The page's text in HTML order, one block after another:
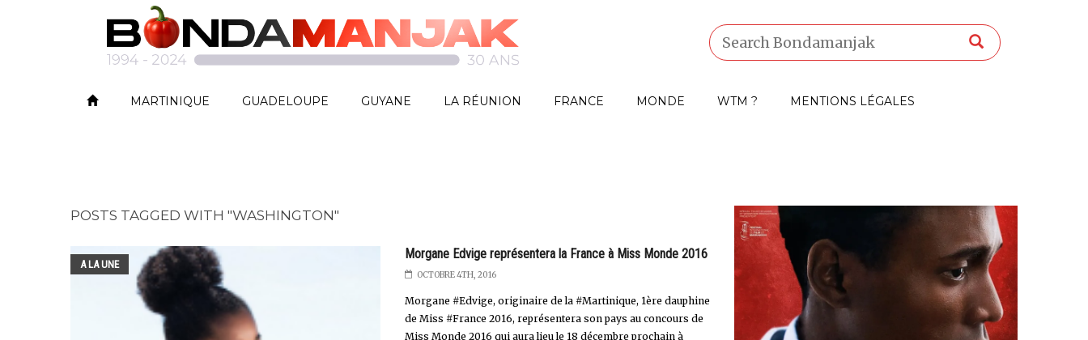
MARTINIQUE GUADELOUPE GUYANE LA RÉUNION FRANCE MONDE WTM ? MENTIONS LÉGALES
POSTS TAGGED WITH "WASHINGTON"
A LA UNE
Morgane Edvige représentera la France à Miss Monde 2016
OCTOBRE 4TH, 2016
Morgane #Edvige, originaire de la #Martinique, 1ère dauphine
de Miss #France 2016, représentera son pays au concours de
Miss Monde 2016 qui aura lieu le 18 décembre prochain à